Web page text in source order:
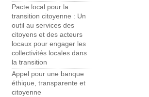
Pacte local pour la
transition citoyenne : Un
outil au services des
citoyens et des acteurs
locaux pour engager les
collectivités locales dans
la transition
Appel pour une banque
éthique, transparente et
citoyenne